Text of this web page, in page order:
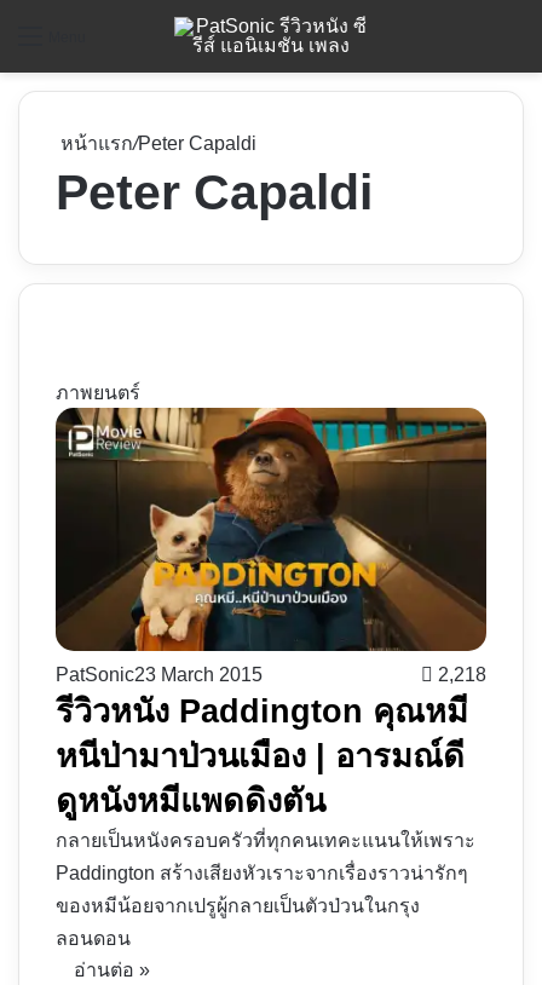
หน้าแรก/Peter Capaldi
Peter Capaldi
ภาพยนตร์
PatSonic23 March 2015 2,218
รีวิวหนัง Paddington คุณหมี
หนีป่ามาป่วนเมือง | อารมณ์ดี
ดูหนังหมีแพดดิงตัน
กลายเป็นหนังครอบครัวที่ทุกคนเทคะแนนให้เพราะ
Paddington สร้างเสียงหัวเราะจากเรื่องราวน่ารักๆ
ของหมีน้อยจากเปรูผู้กลายเป็นตัวป่วนในกรุง
ลอนดอน
อ่านต่อ »